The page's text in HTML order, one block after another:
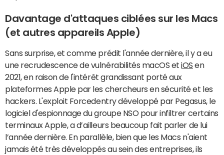
Davantage d'attaques ciblées sur les Macs
(et autres appareils Apple)
Sans surprise, et comme prédit l'année dernière, il y a eu
une recrudescence de vulnérabilités macOS etiOS en
2021, en raison de l'intérêt grandissant porté aux
plateformes Apple par les chercheurs en sécurité et les
hackers. L'exploit Forcedentry développé par Pegasus, le
logiciel d'espionnage du groupe NSO pour infiltrer certains
terminaux Apple, a d’ailleurs beaucoup fait parler de lui
l’année dernière. En parallèle, bien que les Macs n'aient
jamais été très développés au sein des entreprises, ils